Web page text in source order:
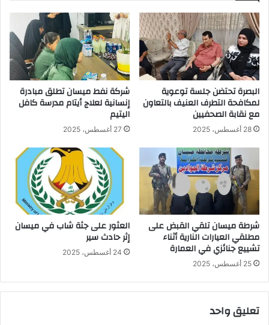
البصرة تحتضن جلسة توعوية
لمكافحة التطرف العنيف بالتعاون
مع نقابة الصحفيين
28 أغسطس، 2025
شركة نفط ميسان تطلق مبادرة
إنسانية لعلاج أيتام مدرسة كافل
اليتيم
27 أغسطس، 2025
شرطة ميسان تلقي القبض على
مطلقي العيارات النارية أثناء
تشييع جنائزي في العمارة
25 أغسطس، 2025
العثور على جثة شاب في ميسان
إثر حادث سير
24 أغسطس، 2025
تعليق واحد